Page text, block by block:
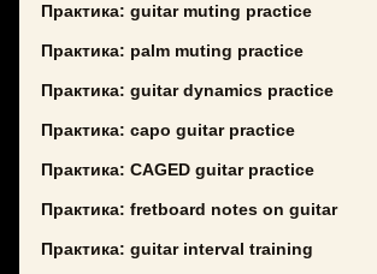
Практика: guitar muting practice
Практика: palm muting practice
Практика: guitar dynamics practice
Практика: capo guitar practice
Практика: CAGED guitar practice
Практика: fretboard notes on guitar
Практика: guitar interval training